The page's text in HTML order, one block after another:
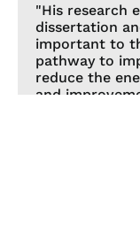
"His research
dissertation
important to
pathway to
reduce the
and